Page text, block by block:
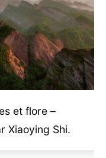
et flore –
Xiaoying Shi.